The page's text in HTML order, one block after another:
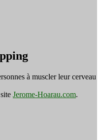
à muscler leur cerveau
Jerome-Hoarau.com.